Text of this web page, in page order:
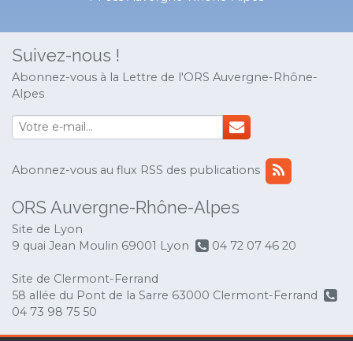
Suivez-nous !
Abonnez-vous à la Lettre de l'ORS Auvergne-Rhône-
Alpes
Abonnez-vous au flux RSS des publications
ORS Auvergne-Rhône-Alpes
Site de Lyon
9 quai Jean Moulin 69001 Lyon
04 72 07 46 20
Site de Clermont-Ferrand
58 allée du Pont de la Sarre 63000 Clermont-Ferrand
04 73 98 75 50